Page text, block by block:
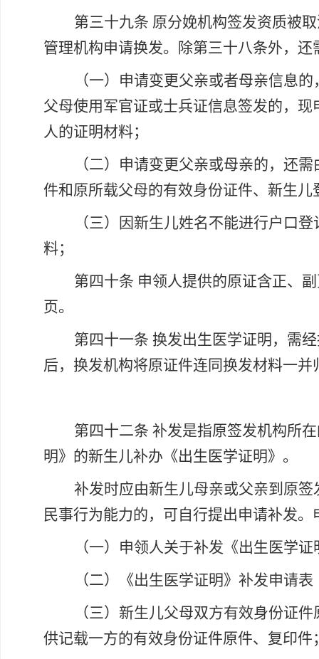
第三十九条 原分娩机构签发资质被
管理机构申请换发。除第三十八条外，
（一）申请变更父亲或者母亲信息
父母使用军官证或士兵证信息签发的，
人的证明材料；
（二）申请变更父亲或母亲的，还
件和原所载父母的有效身份证件、新生
（三）因新生儿姓名不能进行户口
料；
第四十条 申领人提供的原证含正、
页。
第四十一条 换发出生医学证明，需
后，换发机构将原证件连同换发材料一并
第四十二条 补发是指原签发机构所
明》的新生儿补办《出生医学证明》。
补发时应由新生儿母亲或父亲到原
民事行为能力的，可自行提出申请补发
（一）申领人关于补发《出生医学
（二）《出生医学证明》补发申请
（三）新生儿父母双方有效身份证
供记载一方的有效身份证件原件、复印件